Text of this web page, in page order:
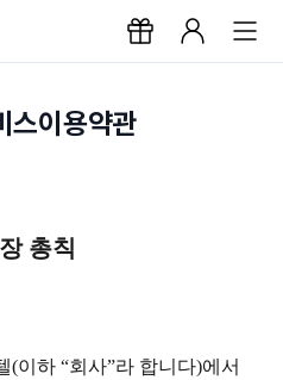
스이용약관
총칙
(이하 “회사”라 합니다)에서